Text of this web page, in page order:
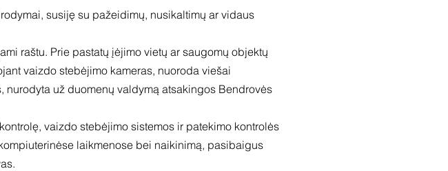
susiję su pažeidimų, nusikaltimų ar vidaus
raštu. Prie pastatų įėjimo vietų ar saugomų objektų
vaizdo stebėjimo kameras, nuoroda viešai
už duomenų valdymą atsakingos Bendrovės
vaizdo stebėjimo sistemos ir patekimo kontrolės
laikmenose bei naikinimą, pasibaigus